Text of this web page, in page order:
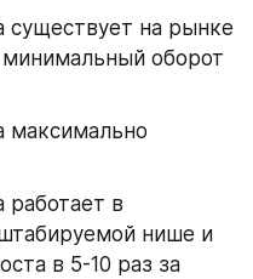
существует на рынке
оборот
максимально
работает в
нише и
в 5-10 раз за